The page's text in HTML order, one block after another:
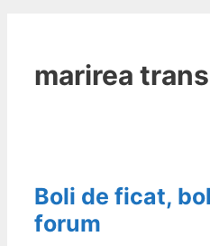
marirea
Boli de ficat,
forum